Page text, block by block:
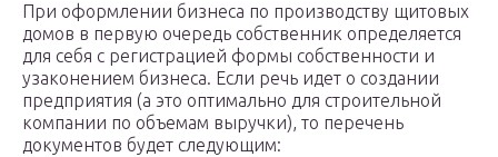
При оформлении бизнеса по производству щитовых
домов в первую очередь собственник определяется
для себя с регистрацией формы собственности и
узаконением бизнеса. Если речь идет о создании
предприятия (а это оптимально для строительной
компании по объемам выручки), то перечень
документов будет следующим: